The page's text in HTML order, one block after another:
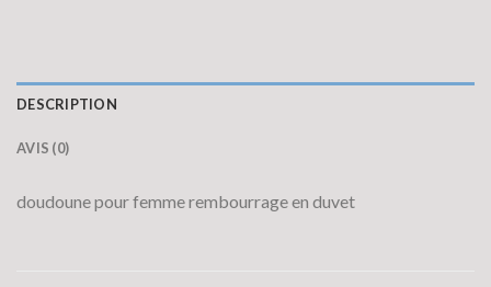
DESCRIPTION
AVIS (0)
doudoune pour femme rembourrage en duvet